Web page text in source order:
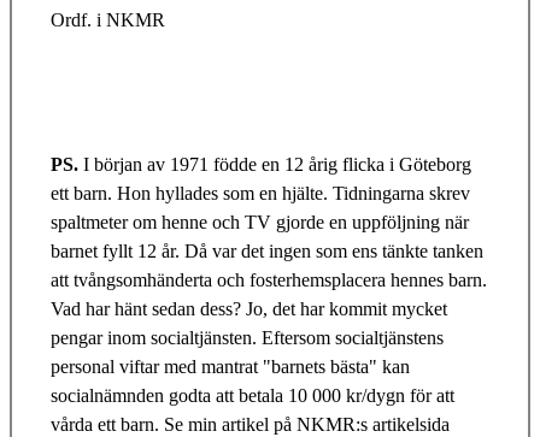
Ordf. i NKMR
PS. I början av 1971 födde en 12 årig flicka i Göteborg
ett barn. Hon hyllades som en hjälte. Tidningarna skrev
spaltmeter om henne och TV gjorde en uppföljning när
barnet fyllt 12 år. Då var det ingen som ens tänkte tanken
att tvångsomhänderta och fosterhemsplacera hennes barn.
Vad har hänt sedan dess? Jo, det har kommit mycket
pengar inom socialtjänsten. Eftersom socialtjänstens
personal viftar med mantrat "barnets bästa" kan
socialnämnden godta att betala 10 000 kr/dygn för att
vårda ett barn. Se min artikel på NKMR:s artikelsida